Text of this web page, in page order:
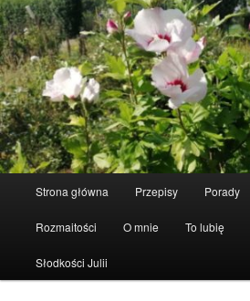
Strona główna Przepisy Porady
Rozmaitości O mnie To lubię
Słodkości Julii